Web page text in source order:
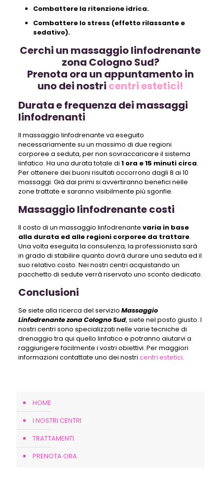
Combattere la ritenzione idrica.
Combattere lo stress (effetto rilassante e
sedativo).
Cerchi un massaggio linfodrenante
zona Cologno Sud?
Prenota ora un appuntamento in
uno dei nostri centri estetici!
Durata e frequenza dei massaggi
linfodrenanti
Il massaggio linfodrenante va eseguito
necessariamente su un massimo di due regioni
corporee a seduta, per non sovraccaricare il sistema
linfatico. Ha una durata totale di 1 ora e 15 minuti circa.
Per ottenere dei buoni risultati occorrono dagli 8 ai 10
massaggi. Già dai primi si avvertiranno benefici nelle
zone trattate e saranno visibilmente più sgonfie.
Massaggio linfodrenante costi
Il costo di un massaggio linfodrenante varia in base
alla durata ed alle regioni corporee da trattare.
Una volta eseguita la consulenza, la professionista sarà
in grado di stabilire quanto dovrà durare una seduta ed il
suo relativo costo. Nei nostri centri acquistando un
pacchetto di sedute verrà riservato uno sconto dedicato.
Conclusioni
Se siete alla ricerca del servizio Massaggio
Linfodrenante zona Cologno Sud, siete nel posto giusto. I
nostri centri sono specializzati nelle varie tecniche di
drenaggio tra qui quello linfatico e potranno aiutarvi a
raggiungere facilmente i vostri obiettivi. Per maggiori
informazioni contattate uno dei nostri centri estetici.
HOME
I NOSTRI CENTRI
TRATTAMENTI
PRENOTA ORA